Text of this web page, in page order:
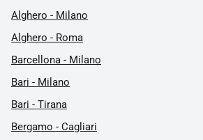
Alghero - Milano
Alghero - Roma
Barcellona - Milano
Bari - Milano
Bari - Tirana
Bergamo - Cagliari